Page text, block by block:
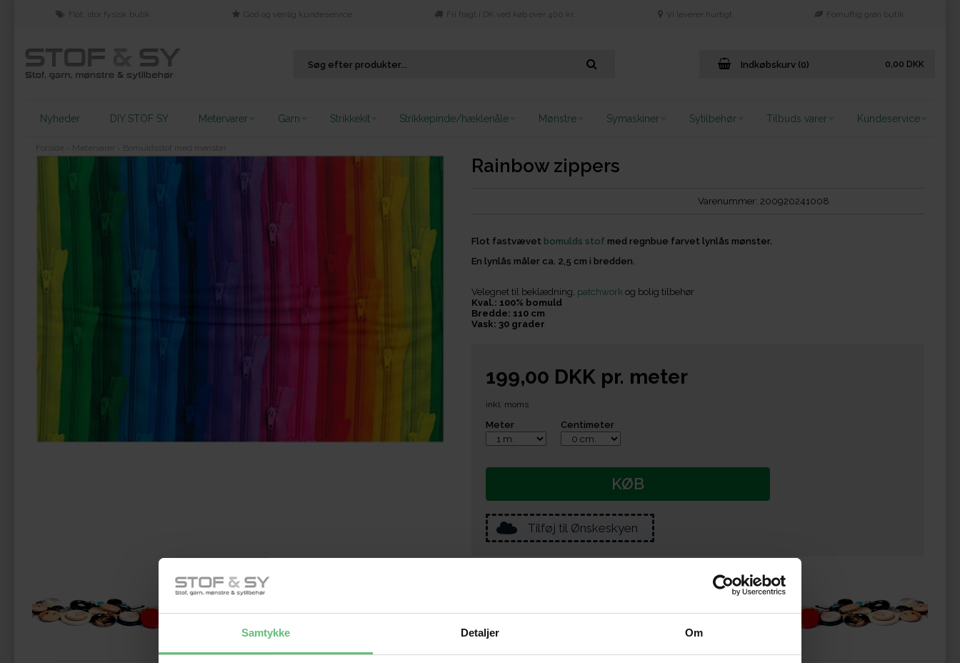
Samtykke Detaljer Om
Flot, stor fysisk butik God og venlig kundeservice Fri fragt i DK ved køb over 400 kr. Vi leverer hurtigt Fornuftig grøn butik
Indkøbskurv (0) 0,00 DKK
Nyheder DIY STOF SY Metervarer Garn Strikkekit Strikkepinde/hæklenåle Mønstre Symaskiner Sytilbehør Tilbuds varer Kundeservice
Metervarer Bomuldsstof med mønster
Rainbow zippers
Varenummer: 200920241008
Flot fastvævet bomulds stof med regnbue farvet lynlås mønster.
En lynlås måler ca. 2,5 cm i bredden.
Velegnet til beklædning, patchworkog bolig tilbehør
Kval.: 100% bomuld
Bredde: 110 cm
Vask: 30 grader
199,00 DKKpr. meter
inkl. moms
Meter Centimeter
KØB
Tilføj til Ønskeskyen
Måske er du også interesseret i følgende produkter